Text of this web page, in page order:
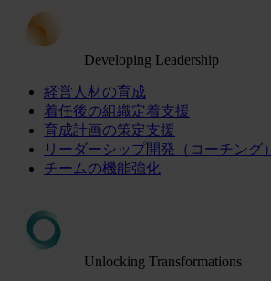
Developing Leadership
経営人材の育成
着任後の組織定着支援
育成計画の策定支援
リーダーシップ開発（コーチング）
チームの機能強化
Unlocking Transformations